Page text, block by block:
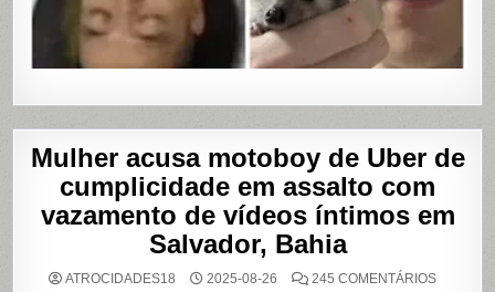
Mulher acusa motoboy de Uber de
cumplicidade em assalto com
vazamento de vídeos íntimos em
Salvador, Bahia
ATROCIDADES18 2025-08-26 245 COMENTÁRIOSEM